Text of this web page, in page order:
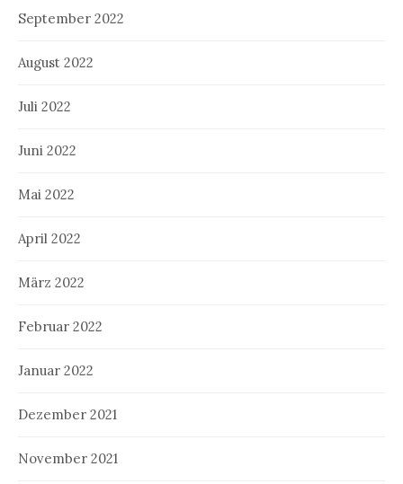
September 2022
August 2022
Juli 2022
Juni 2022
Mai 2022
April 2022
März 2022
Februar 2022
Januar 2022
Dezember 2021
November 2021